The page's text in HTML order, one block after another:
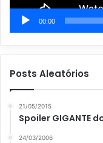
00:00
Posts Aleatórios
21/05/2015
Spoiler GIGANTE
24/03/2006